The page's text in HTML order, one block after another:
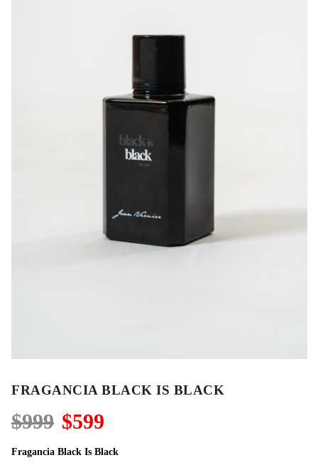
FRAGANCIA BLACK IS BLACK
$999 El
precio
original
$599
actual
Fragancia Black Is Black